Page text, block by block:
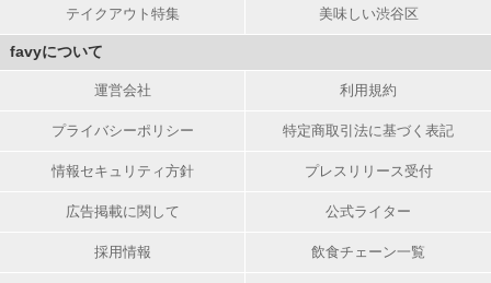
テイクアウト特集 美味しい渋谷区
favyについて
運営会社 利用規約
プライバシーポリシー 特定商取引法に基づく表記
情報セキュリティ方針 プレスリリース受付
広告掲載に関して 公式ライター
採用情報 飲食チェーン一覧